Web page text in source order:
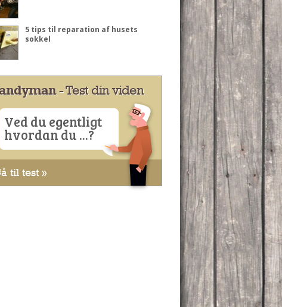
5 tips til reparation af husets
sokkel
- Test din viden
Ved du egentligt
hvordan du ...?
til test »